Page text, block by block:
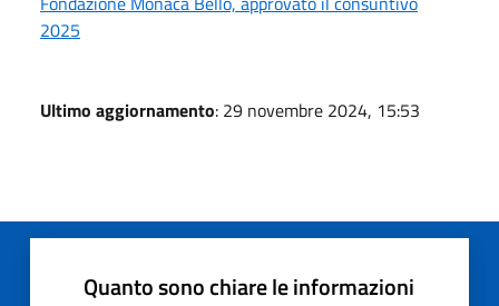
2025
Ultimo aggiornamento: 29 novembre 2024, 15:53
Quanto sono chiare le informazioni